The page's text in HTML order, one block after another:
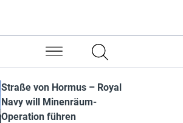
Straße von Hormus – Royal
Navy will Minenräum-
Operation führen